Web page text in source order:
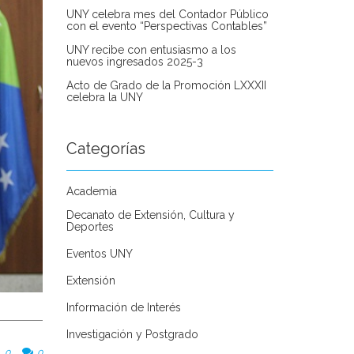
UNY celebra mes del Contador Público
con el evento “Perspectivas Contables”
UNY recibe con entusiasmo a los
nuevos ingresados 2025-3
Acto de Grado de la Promoción LXXXII
celebra la UNY
Categorías
Academia
Decanato de Extensión, Cultura y
Deportes
Eventos UNY
Extensión
Información de Interés
Investigación y Postgrado